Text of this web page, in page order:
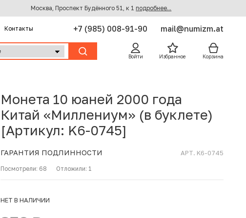
Москва, Проспект Будённого 51, к 1 подробнее...
Контакты +7 (985) 008-91-90 mail@numizm.at
Войти Избранное Корзина
Монета 10 юаней 2000 года
Китай «Миллениум» (в буклете)
[Артикул: K6-0745]
ГАРАНТИЯ ПОДЛИННОСТИ АРТ. K6-0745
Посмотрели: 68 Отложили: 1
НЕТ В НАЛИЧИИ